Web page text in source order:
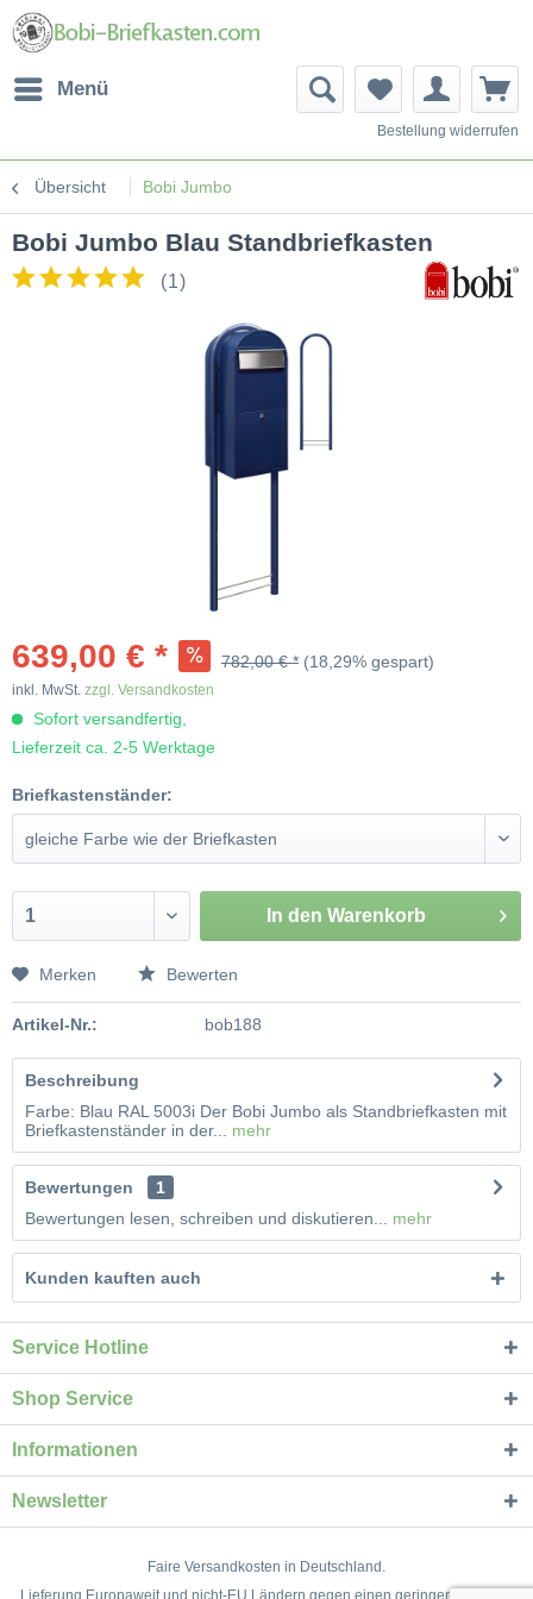
Menü
Bestellung widerrufen
Übersicht Bobi Jumbo
Bobi Jumbo Blau Standbriefkasten
(1)
639,00 € * 782,00 € * (18,29% gespart)
inkl. MwSt. zzgl. Versandkosten
Sofort versandfertig,
Lieferzeit ca. 2-5 Werktage
Briefkastenständer:
In den Warenkorb
Merken Bewerten
Artikel-Nr.: bob188
Beschreibung
Farbe: Blau RAL 5003i Der Bobi Jumbo als Standbriefkasten mit
Briefkastenständer in der...
mehr
Bewertungen
1
Bewertungen lesen, schreiben und diskutieren...
mehr
Kunden kauften auch
Service Hotline
Shop Service
Informationen
Newsletter
Faire Versandkosten in Deutschland.